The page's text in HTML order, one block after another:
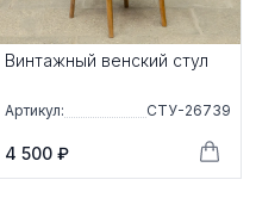
Винтажный венский стул
Артикул: СТУ-26739
4 500 ₽